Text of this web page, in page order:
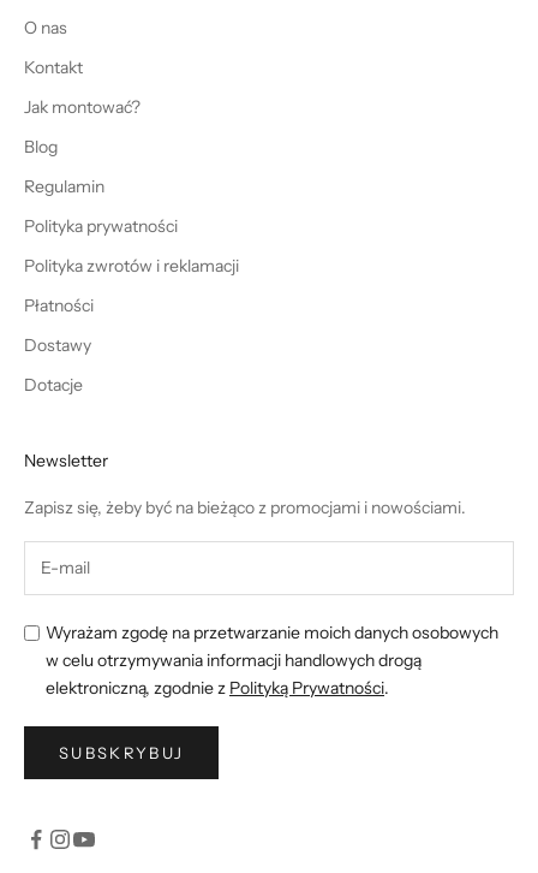
O nas
Kontakt
Jak montować?
Blog
Regulamin
Polityka prywatności
Polityka zwrotów i reklamacji
Płatności
Dostawy
Dotacje
Newsletter
Zapisz się, żeby być na bieżąco z promocjami i nowościami.
Wyrażam zgodę na przetwarzanie moich danych osobowych
w celu otrzymywania informacji handlowych drogą
elektroniczną, zgodnie z Polityką Prywatności.
SUBSKRYBUJ